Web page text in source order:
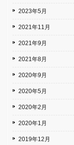
2023年5月
2021年11月
2021年9月
2021年8月
2020年9月
2020年5月
2020年2月
2020年1月
2019年12月